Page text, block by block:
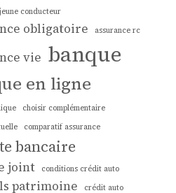
conducteur
obligatoire assurance rc
vie banque
en ligne
choisir complémentaire
comparatif assurance
bancaire
joint conditions crédit auto
patrimoine crédit auto